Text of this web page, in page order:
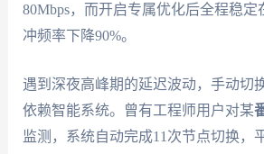
80Mbps，而开启专属优化后全程稳定
冲频率下降90%。
遇到深夜高峰期的延迟波动，手动切
依赖智能系统。曾有工程师用户对某
监测，系统自动完成11次节点切换，